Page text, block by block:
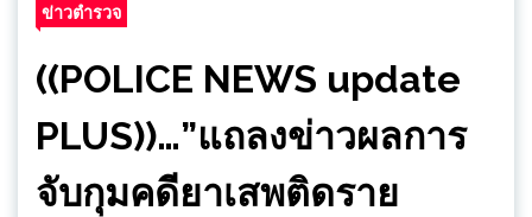
ข่าวตำรวจ
((POLICE NEWS update
PLUS))…”แถลงข่าวผลการ
จับกุมคดียาเสพติดราย